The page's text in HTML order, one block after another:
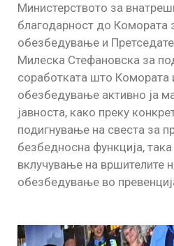
Министерството за
благодарност до Комората
обезбедување и
Милеска Стефановска за
соработката што Комората
обезбедување активно ја
јавноста, како преку
подигнување на свеста за
безбедносна функција,
вклучување на вршителите
обезбедување во